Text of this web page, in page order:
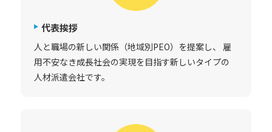
代表挨拶
人と職場の新しい関係（地域別PEO）を提案し、 雇
用不安なき成長社会の実現を目指す新しいタイプの
人材派遣会社です。